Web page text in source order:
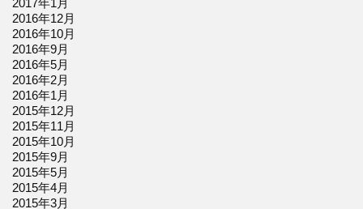
2017年1月
2016年12月
2016年10月
2016年9月
2016年5月
2016年2月
2016年1月
2015年12月
2015年11月
2015年10月
2015年9月
2015年5月
2015年4月
2015年3月